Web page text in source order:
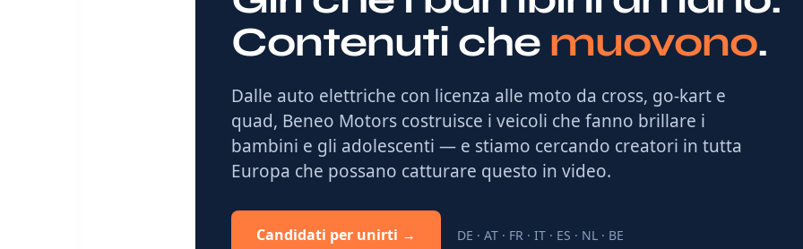
Contenuti che muovono.
Dalle auto elettriche con licenza alle moto da cross, go-kart e
quad, Beneo Motors costruisce i veicoli che fanno brillare i
bambini e gli adolescenti — e stiamo cercando creatori in tutta
Europa che possano catturare questo in video.
Candidati per unirti → DE · AT · FR · IT · ES · NL · BE